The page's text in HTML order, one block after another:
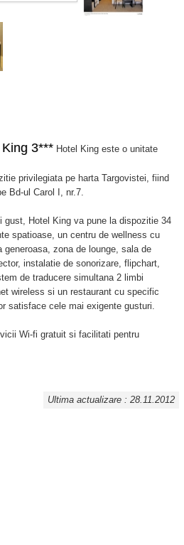
3*** Hotel King este o unitate
privilegiata pe harta Targovistei, fiind
Bd-ul Carol I, nr.7.
gust, Hotel King va pune la dispozitie 34
spatioase, un centru de wellness cu
zona de lounge, sala de
instalatie de sonorizare, flipchart,
de traducere simultana 2 limbi
wireless si un restaurant cu specific
satisface cele mai exigente gusturi.
Wi-fi gratuit si facilitati pentru
Ultima actualizare : 28.11.2012